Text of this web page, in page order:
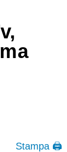
Stampa 🖨